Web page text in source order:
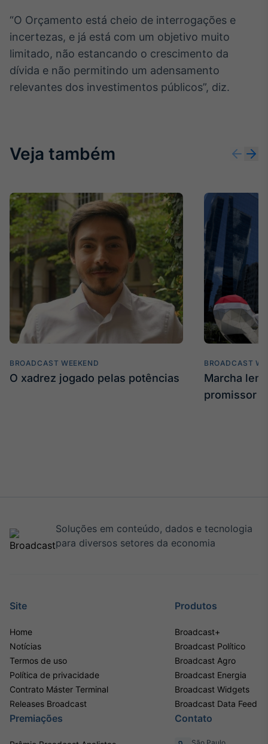
“O Orçamento está cheio de interrogações e
incertezas, e já está com um objetivo muito
limitado, não estancando o crescimento da
dívida e não permitindo um adensamento
relevantes dos investimentos públicos”, diz.
Veja também
BROADCAST WEEKEND
O xadrez jogado pelas potências
BROADCAST
Marcha
promissor
Soluções em conteúdo, dados e tecnologia
para diversos setores da economia
Site
Home
Notícias
Termos de uso
Política de privacidade
Contrato Máster Terminal
Releases Broadcast
Produtos
Broadcast+
Broadcast Político
Broadcast Agro
Broadcast Energia
Broadcast Widgets
Broadcast Data Feed
Premiações Contato